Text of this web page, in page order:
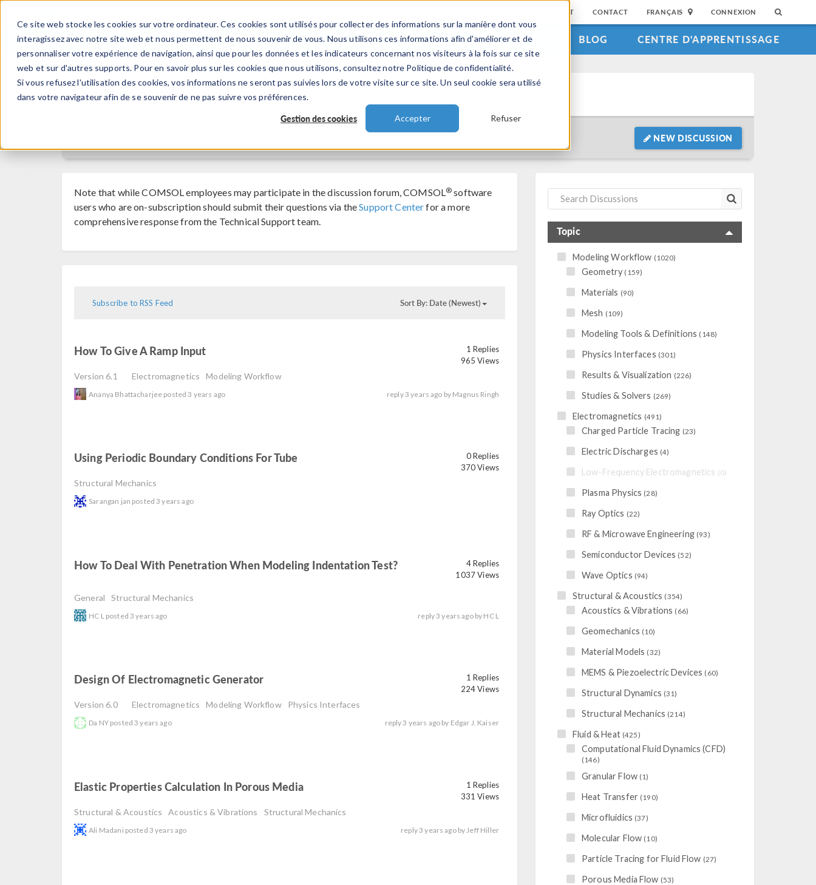
Ce site web stocke les cookies sur votre ordinateur. Ces cookies sont utilisés pour collecter des informations sur la manière dont vous
interagissez avec notre site web et nous permettent de nous souvenir de vous. Nous utilisons ces informations afin d'améliorer et de
personnaliser votre expérience de navigation, ainsi que pour les données et les indicateurs concernant nos visiteurs à la fois sur ce site
web et sur d'autres supports. Pour en savoir plus sur les cookies que nous utilisons, consultez notre Politique de confidentialité.
Si vous refusez l'utilisation des cookies, vos informations ne seront pas suivies lors de votre visite sur ce site. Un seul cookie sera utilisé
dans votre navigateur afin de se souvenir de ne pas suivre vos préférences.
Gestion des cookies Accepter Refuser
SUPPORT CONTACT FRANÇAIS CONNEXION
PRODUITS INDUSTRIES VIDEOS EVENEMENTS BLOG CENTRE D'APPRENTISSAGE
Discussion Forum
NEW DISCUSSION
Topic
Modeling Workflow (1020)
Geometry (159)
Materials (90)
Mesh (109)
Modeling Tools & Definitions (148)
Physics Interfaces (301)
Results & Visualization (226)
Studies & Solvers (269)
Electromagnetics (491)
Charged Particle Tracing (23)
Electric Discharges (4)
Low-Frequency Electromagnetics (0)
Plasma Physics (28)
Ray Optics (22)
RF & Microwave Engineering (93)
Semiconductor Devices (52)
Wave Optics (94)
Structural & Acoustics (354)
Acoustics & Vibrations (66)
Geomechanics (10)
Material Models (32)
MEMS & Piezoelectric Devices (60)
Structural Dynamics (31)
Structural Mechanics (214)
Fluid & Heat (425)
Computational Fluid Dynamics (CFD)
(146)
Granular Flow (1)
Heat Transfer (190)
Microfluidics (37)
Molecular Flow (10)
Particle Tracing for Fluid Flow (27)
Porous Media Flow (53)
Note that while COMSOL employees may participate in the discussion forum, COMSOL® software
users who are on-subscription should submit their questions via theSupport Centerfor a more
comprehensive response from the Technical Support team.
Subscribe to RSS Feed Sort By: Date (Newest)
How To Give A Ramp Input
1 Replies
965 Views
Version 6.1 Electromagnetics Modeling Workflow
Ananya Bhattacharjee posted3 years ago reply3 years ago by Magnus Ringh
Using Periodic Boundary Conditions For Tube
0 Replies
370 Views
Structural Mechanics
Sarangan jan posted3 years ago
How To Deal With Penetration When Modeling Indentation Test?
4 Replies
1037 Views
General Structural Mechanics
HC L posted 3 years ago reply3 years ago by HC L
Design Of Electromagnetic Generator
1 Replies
224 Views
Version 6.0 Electromagnetics Modeling Workflow Physics Interfaces
Da NY posted3 years ago reply3 years ago by Edgar J. Kaiser
Elastic Properties Calculation In Porous Media
1 Replies
331 Views
Structural & Acoustics Acoustics & Vibrations Structural Mechanics
Ali Madani posted 3 years ago reply3 years ago by Jeff Hiller